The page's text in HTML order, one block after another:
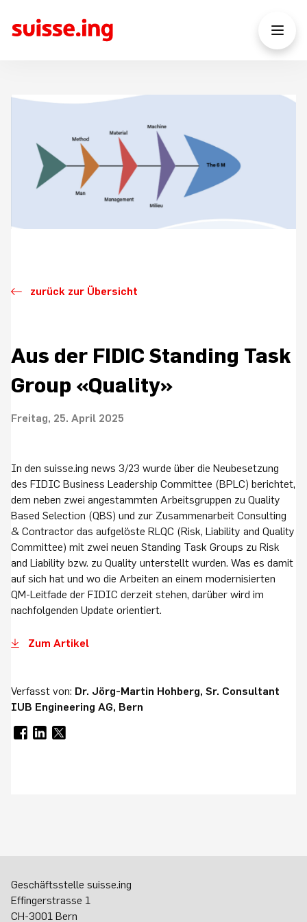
zurück zur Übersicht
Aus der FIDIC Standing Task
Group «Quality»
Freitag, 25. April 2025
In den suisse.ing news 3/23 wurde über die Neubesetzung
des FIDIC Business Leadership Committee (BPLC) berichtet,
dem neben zwei angestammten Arbeitsgruppen zu Quality
Based Selection (QBS) und zur Zusammenarbeit Consulting
& Contractor das aufgelöste RLQC (Risk, Liability and Quality
Committee) mit zwei neuen Standing Task Groups zu Risk
and Liability bzw. zu Quality unterstellt wurden. Was es damit
auf sich hat und wo die Arbeiten an einem modernisierten
QM-Leitfade der FIDIC derzeit stehen, darüber wird im
nachfolgenden Update orientiert.
Zum Artikel
Verfasst von: Dr. Jörg-Martin Hohberg, Sr. Consultant
IUB Engineering AG, Bern
Geschäftsstelle suisse.ing
Effingerstrasse 1
CH-3001 Bern